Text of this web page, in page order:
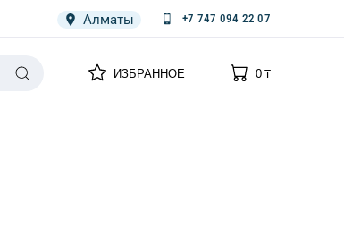
Алматы +7 747 094 22 07
ИЗБРАННОЕ
0
0₸